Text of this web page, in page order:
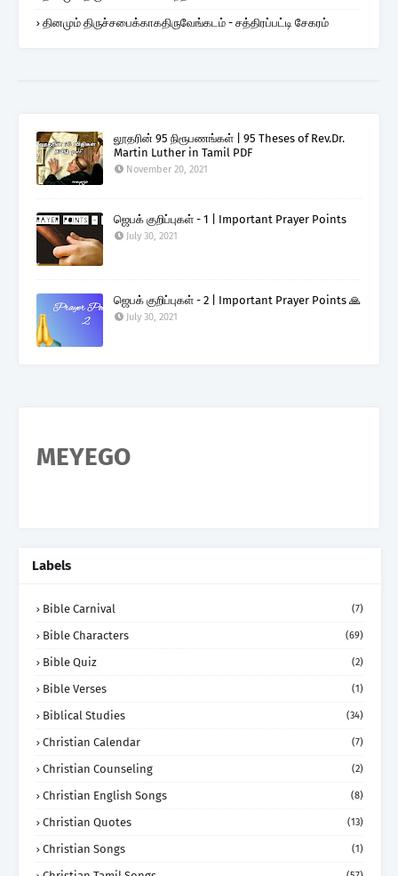
தினமும் திருச்சபைக்காகதிருவேங்கடம் - சத்திரப்பட்டி சேகரம்
லூதரின் 95 நிரூபணங்கள் | 95 Theses of Rev.Dr.
Martin Luther in Tamil PDF
November 20, 2021
ஜெபக் குறிப்புகள் - 1 | Important Prayer Points
July 30, 2021
ஜெபக் குறிப்புகள் - 2 | Important Prayer Points 🙏
July 30, 2021
MEYEGO
Labels
Bible Carnival (7)
Bible Characters (69)
Bible Quiz (2)
Bible Verses (1)
Biblical Studies (34)
Christian Calendar (7)
Christian Counseling (2)
Christian English Songs (8)
Christian Quotes (13)
Christian Songs (1)